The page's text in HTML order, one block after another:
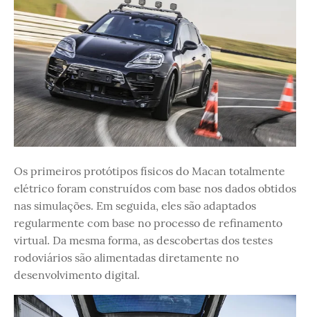
Os primeiros protótipos físicos do Macan totalmente
elétrico foram construídos com base nos dados obtidos
nas simulações. Em seguida, eles são adaptados
regularmente com base no processo de refinamento
virtual. Da mesma forma, as descobertas dos testes
rodoviários são alimentadas diretamente no
desenvolvimento digital.